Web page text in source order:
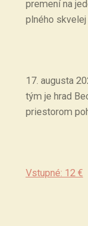
premení na
plného
17. augusta
tým je hrad
priestorom
Vstupné: 12 €